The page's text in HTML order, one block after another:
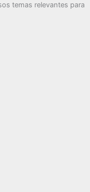
temas relevantes para